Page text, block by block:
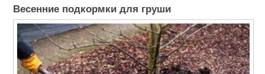
Весенние подкормки для груши